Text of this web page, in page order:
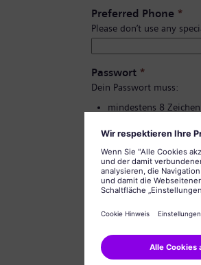
Preferred Phone *
Please don’t use any
Passwort *
Dein Passwort muss:
mindestens 8 Zeichen
keine allgemein
Bestätigung des